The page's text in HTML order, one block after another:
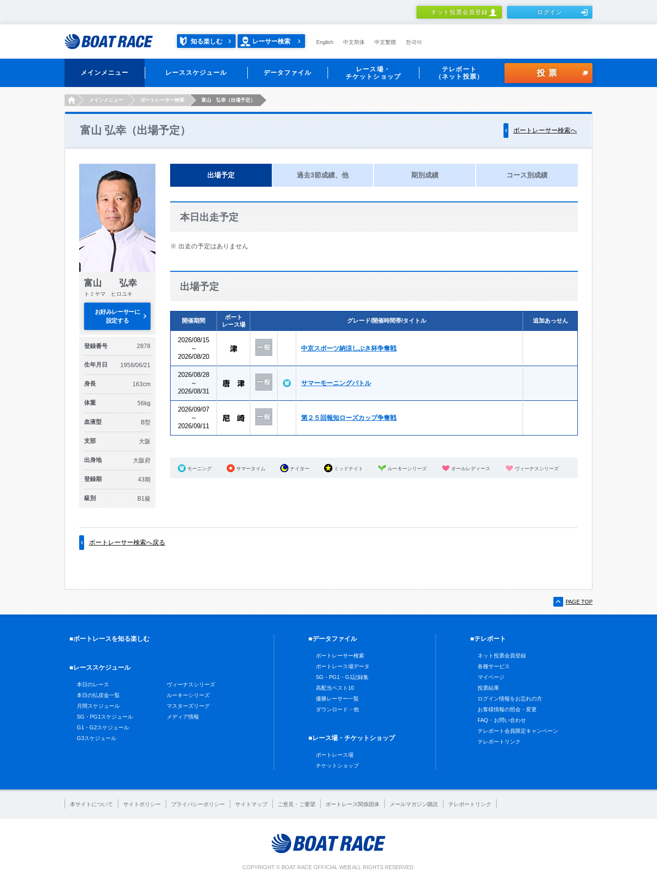
ネット投票会員登録 ログイン
知る楽しむ レーサー検索 English 中文简体 中文繁體 한국어
メインメニュー レーススケジュール データファイル
レース場・
チケットショップ
テレボート
（ネット投票）
投票
HOMEメインメニュー ボートレーサー検索 富山 弘幸（出場予定）
富山 弘幸（出場予定） ボートレーサー検索へ
富山 弘幸
トミヤマ ヒロユキ
お好みレーサーに
設定する
登録番号 2878
生年月日 1958/06/21
身長 163cm
体重 56kg
血液型 B型
支部 大阪
出身地 大阪府
登録期 43期
級別 B1級
出場予定 過去3節成績、他 期別成績 コース別成績
本日出走予定
※ 出走の予定はありません
出場予定
開催期間
ボート
レース場
グレード/開催時間帯/タイトル 追加あっせん
2026/08/15
～
2026/08/20
中京スポーツ納涼しぶき杯争奪戦
2026/08/28
～
2026/08/31
サマーモーニングバトル
2026/09/07
～
2026/09/11
第２５回報知ローズカップ争奪戦
モーニング サマータイム ナイター ミッドナイト ルーキーシリーズ オールレディース ヴィーナスシリーズ
ボートレーサー検索へ戻る
PAGE TOP
■ボートレースを知る楽しむ
■レーススケジュール
本日のレース
本日の払戻金一覧
月間スケジュール
SG・PG1スケジュール
G1・G2スケジュール
G3スケジュール
ヴィーナスシリーズ
ルーキーシリーズ
マスターズリーグ
メディア情報
■データファイル
ボートレーサー検索
ボートレース場データ
SG・PG1・G1記録集
高配当ベスト10
優勝レーサー一覧
ダウンロード・他
■レース場・チケットショップ
ボートレース場
チケットショップ
■テレボート
ネット投票会員登録
各種サービス
マイページ
投票結果
ログイン情報をお忘れの方
お客様情報の照会・変更
FAQ・お問い合わせ
テレボート会員限定キャンペーン
テレボートリンク
本サイトについて サイトポリシー プライバシーポリシー サイトマップ ご意見・ご要望 ボートレース関係団体 メールマガジン購読 テレボートリンク
COPYRIGHT © BOAT RACE OFFICIAL WEB ALL RIGHTS RESERVED.